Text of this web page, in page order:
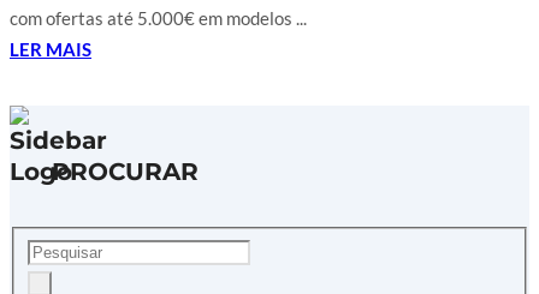
com ofertas até 5.000€ em modelos ...
LER MAIS
PROCURAR